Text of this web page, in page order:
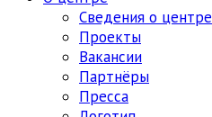
Сведения о центре
Проекты
Вакансии
Партнёры
Пресса